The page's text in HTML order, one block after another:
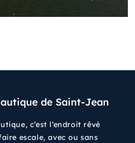
de Saint-Jean
c’est l’endroit rêvé
escale, avec ou sans